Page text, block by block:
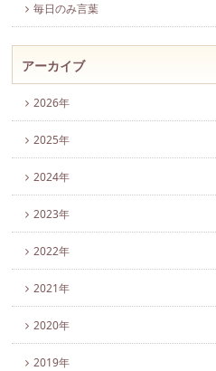
毎日のみ言葉
アーカイブ
2026年
2025年
2024年
2023年
2022年
2021年
2020年
2019年